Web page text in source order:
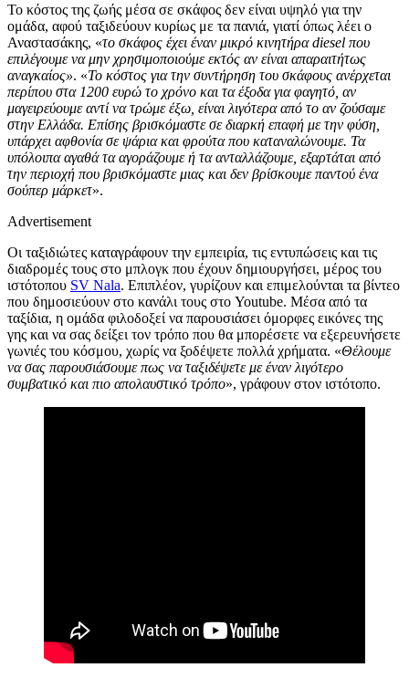
Το κόστος της ζωής μέσα σε σκάφος δεν είναι υψηλό για την
ομάδα, αφού ταξιδεύουν κυρίως με τα πανιά, γιατί όπως λέει ο
Αναστασάκης, «το σκάφος έχει έναν μικρό κινητήρα diesel που
επιλέγουμε να μην χρησιμοποιούμε εκτός αν είναι απαραιτήτως
αναγκαίος». «Το κόστος για την συντήρηση του σκάφους ανέρχεται
περίπου στα 1200 ευρώ το χρόνο και τα έξοδα για φαγητό, αν
μαγειρεύουμε αντί να τρώμε έξω, είναι λιγότερα από το αν ζούσαμε
στην Ελλάδα. Επίσης βρισκόμαστε σε διαρκή επαφή με την φύση,
υπάρχει αφθονία σε ψάρια και φρούτα που καταναλώνουμε. Τα
υπόλοιπα αγαθά τα αγοράζουμε ή τα ανταλλάζουμε, εξαρτάται από
την περιοχή που βρισκόμαστε μιας και δεν βρίσκουμε παντού ένα
σούπερ μάρκετ».
Advertisement
Οι ταξιδιώτες καταγράφουν την εμπειρία, τις εντυπώσεις και τις
διαδρομές τους στο μπλογκ που έχουν δημιουργήσει, μέρος του
ιστότοπου SV Nala. Επιπλέον, γυρίζουν και επιμελούνται τα βίντεο
που δημοσιεύουν στο κανάλι τους στο Youtube. Μέσα από τα
ταξίδια, η ομάδα φιλοδοξεί να παρουσιάσει όμορφες εικόνες της
γης και να σας δείξει τον τρόπο που θα μπορέσετε να εξερευνήσετε
γωνιές του κόσμου, χωρίς να ξοδέψετε πολλά χρήματα. «Θέλουμε
να σας παρουσιάσουμε πως να ταξιδέψετε με έναν λιγότερο
συμβατικό και πιο απολαυστικό τρόπο», γράφουν στον ιστότοπο.